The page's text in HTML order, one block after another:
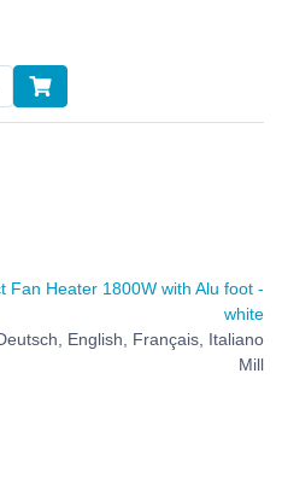
Fan Heater 1800W with Alu foot -
white
English, Français, Italiano
Mill